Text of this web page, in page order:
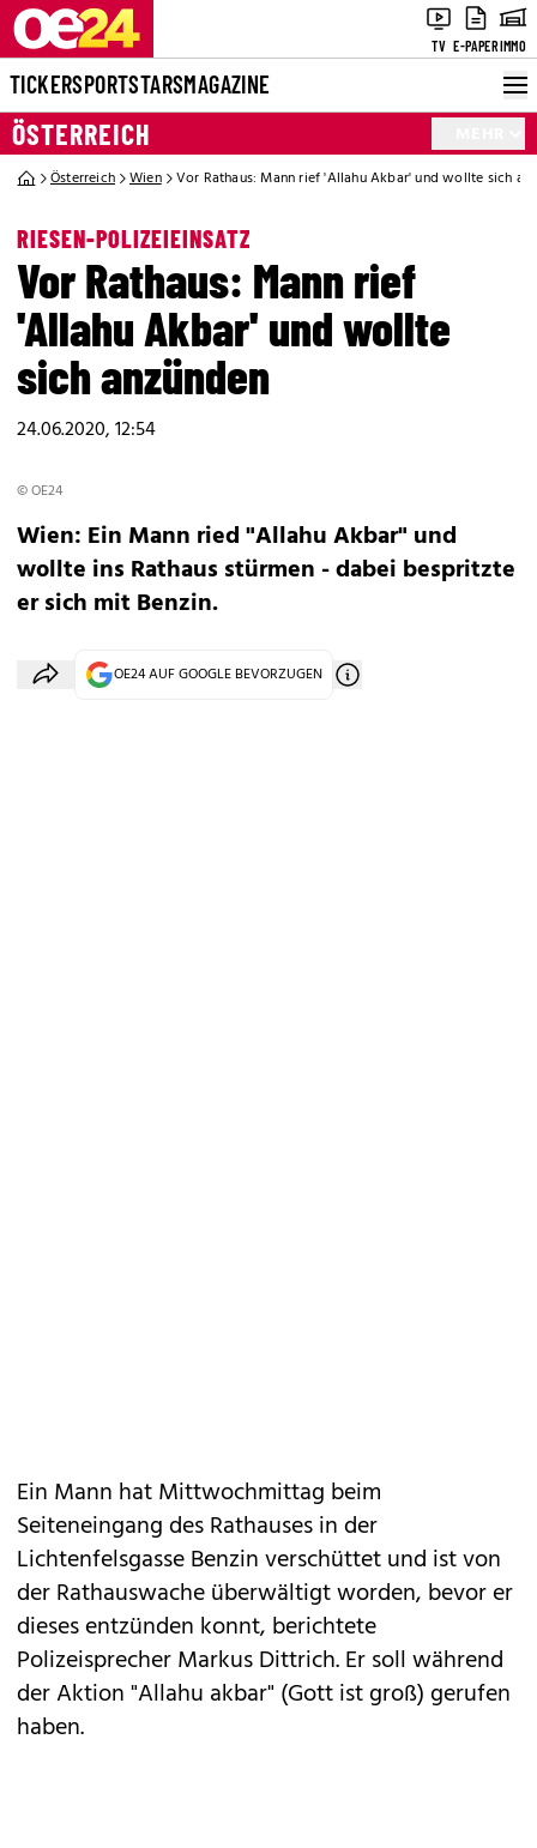
TV E-PAPERIMMO
TICKERSPORTSTARSMAGAZINE
ÖSTERREICH
Österreich Wien Vor Rathaus: Mann rief 'Allahu Akbar' und wollte sich
RIESEN-POLIZEIEINSATZ
Vor Rathaus: Mann rief
'Allahu Akbar' und wollte
sich anzünden
24.06.2020, 12:54
© OE24
Wien: Ein Mann ried "Allahu Akbar" und
wollte ins Rathaus stürmen - dabei bespritzte
er sich mit Benzin.
OE24 AUF GOOGLE BEVORZUGEN
Ein Mann hat Mittwochmittag beim
Seiteneingang des Rathauses in der
Lichtenfelsgasse Benzin verschüttet und ist von
der Rathauswache überwältigt worden, bevor er
dieses entzünden konnt, berichtete
Polizeisprecher Markus Dittrich. Er soll während
der Aktion "Allahu akbar" (Gott ist groß) gerufen
haben.